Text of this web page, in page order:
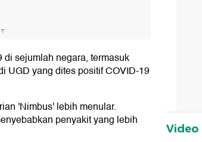
sejumlah negara, termasuk
UGD yang dites positif COVID-19
'Nimbus' lebih menular.
penyakit yang lebih
Video